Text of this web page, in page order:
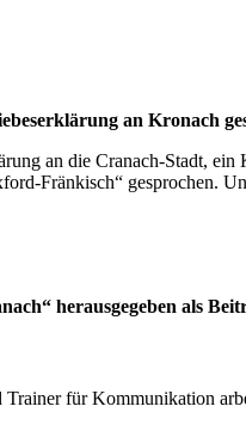
an Kronach
an die Cranach-Stadt,
Fränkisch“ gesprochen.
herausgegeben als
für Kommunikation